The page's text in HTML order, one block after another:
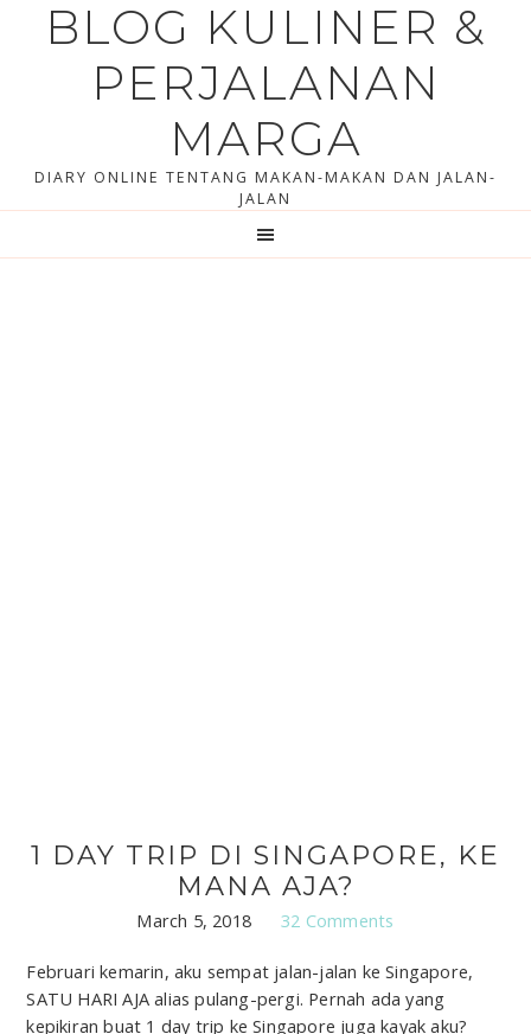
BLOG KULINER &
PERJALANAN
MARGA
DIARY ONLINE TENTANG MAKAN-MAKAN DAN JALAN-
JALAN
1 DAY TRIP DI SINGAPORE, KE
MANA AJA?
March 5, 2018 32 Comments
Februari kemarin, aku sempat jalan-jalan ke Singapore,
SATU HARI AJA alias pulang-pergi. Pernah ada yang
kepikiran buat 1 day trip ke Singapore juga kayak aku?